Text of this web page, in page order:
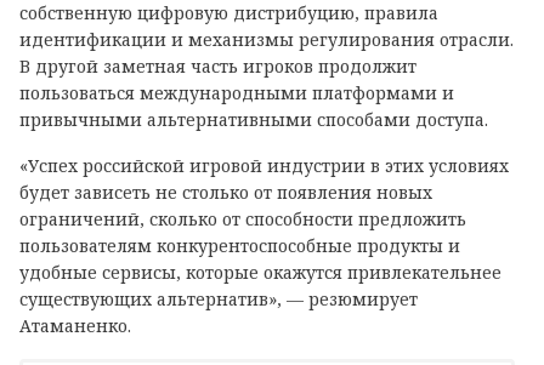
собственную цифровую дистрибуцию, правила
идентификации и механизмы регулирования отрасли.
В другой заметная часть игроков продолжит
пользоваться международными платформами и
привычными альтернативными способами доступа.
«Успех российской игровой индустрии в этих условиях
будет зависеть не столько от появления новых
ограничений, сколько от способности предложить
пользователям конкурентоспособные продукты и
удобные сервисы, которые окажутся привлекательнее
существующих альтернатив», — резюмирует
Атаманенко.